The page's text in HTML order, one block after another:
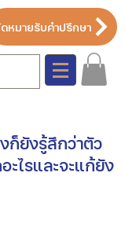
หมายรับคำปรึกษา
ก็ยังรู้สึกว่าตัว
ะไรและจะแก้ยัง